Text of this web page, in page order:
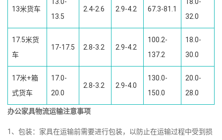
13米货车
13.0-
13.5
2.4-2.6 2.9-4.2 67.3-81.1
18.0-
32.0
17.5米货
车
17-17.5 2.8-3.2 2.9-4.2
100.2-
137.2
18.0-
30.0
17米+箱
式货车
17.0-
20.0
2.8-3.2 2.9-4.0
130.0-
150.0
20.0-
28.0
办公家具物流运输注意事项
1、包装：家具在运输前需要进行包装，以防止在运输过程中受到损